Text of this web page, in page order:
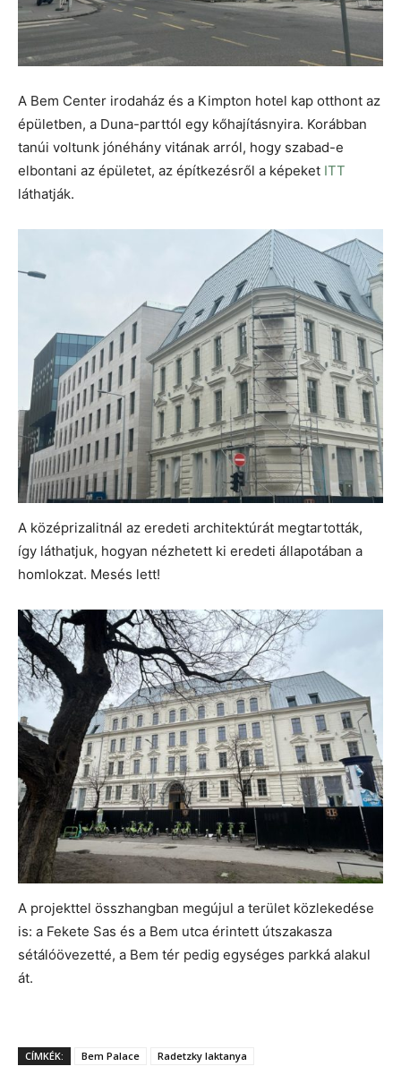
A Bem Center irodaház és a Kimpton hotel kap otthont az
épületben, a Duna-parttól egy kőhajításnyira. Korábban
tanúi voltunk jónéhány vitának arról, hogy szabad-e
elbontani az épületet, az építkezésről a képeket ITT
láthatják.
A középrizalitnál az eredeti architektúrát megtartották,
így láthatjuk, hogyan nézhetett ki eredeti állapotában a
homlokzat. Mesés lett!
A projekttel összhangban megújul a terület közlekedése
is: a Fekete Sas és a Bem utca érintett útszakasza
sétálóövezetté, a Bem tér pedig egységes parkká alakul
át.
CÍMKÉK: Bem Palace Radetzky laktanya